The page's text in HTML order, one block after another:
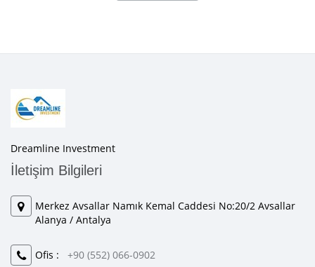
Dreamline Investment
İletişim Bilgileri
Merkez Avsallar Namık Kemal Caddesi No:20/2 Avsallar
Alanya / Antalya
Ofis : +90 (552) 066-0902